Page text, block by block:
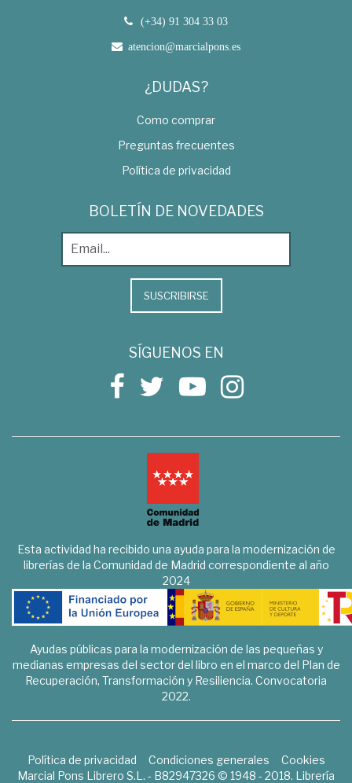
(+34) 91 304 33 03
atencion@marcialpons.es
¿DUDAS?
Como comprar
Preguntas frecuentes
Política de privacidad
BOLETÍN DE NOVEDADES
SUSCRIBIRSE
SÍGUENOS EN
Esta actividad ha recibido una ayuda para la modernización de
librerías de la Comunidad de Madrid correspondiente al año
2024
Ayudas públicas para la modernización de las pequeñas y
medianas empresas del sector del libro en el marco del Plan de
Recuperación, Transformación y Resiliencia. Convocatoria
2022.
Política de privacidad Condiciones generales
Cookies
Marcial Pons Librero S.L. - B82947326 © 1948 - 2018. Librería